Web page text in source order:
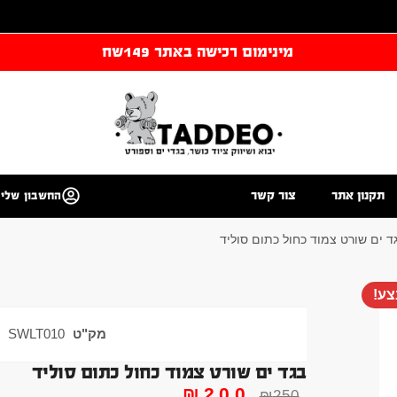
מינימום רכישה באתר 149שח
תקנון אתר צור קשר החשבון שלי
ים שורט צמוד כחול כתום סוליד
מק"ט SWLT010
בגד ים שורט צמוד כחול כתום סוליד